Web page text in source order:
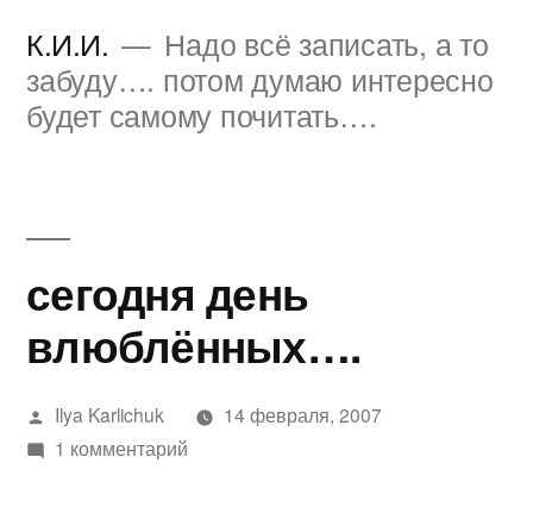
содержимому
К.И.И.
Надо всё записать, а то
забуду…. потом думаю интересно
будет самому почитать….
сегодня день
влюблённых….
Написано
автором
Ilya Karlichuk
14 февраля, 2007
1 комментарийк